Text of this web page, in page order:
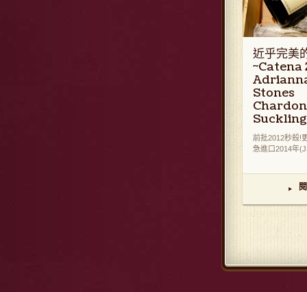
近乎完美
Stones
前批2012秒殺!
急進口2014年
▸